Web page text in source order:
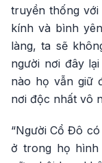
truyền thống
kính và bình
làng, ta sẽ
người nơi đây
nào họ vẫn giữ
nơi độc nhất vô
“Người Cổ Đô
ở trong họ